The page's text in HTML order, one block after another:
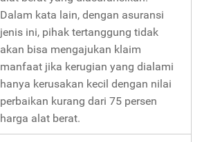
Dalam kata lain, dengan asuransi
jenis ini, pihak tertanggung tidak
akan bisa mengajukan klaim
manfaat jika kerugian yang dialami
hanya kerusakan kecil dengan nilai
perbaikan kurang dari 75 persen
harga alat berat.